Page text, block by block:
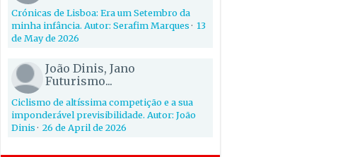
Crónicas de Lisboa: Era um Setembro da
minha infância. Autor: Serafim Marques· 13
de May de 2026
João Dinis, Jano
Futurismo...
Ciclismo de altíssima competição e a sua
imponderável previsibilidade. Autor: João
Dinis· 26 de April de 2026